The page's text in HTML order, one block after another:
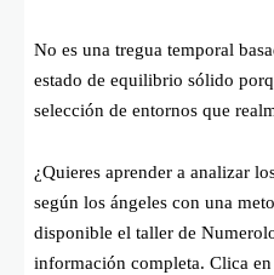
No es una tregua temporal
estado de equilibrio sólido
selección de entornos que
¿Quieres aprender a analizar
según los ángeles con una
disponible el taller de
información completa. Clica